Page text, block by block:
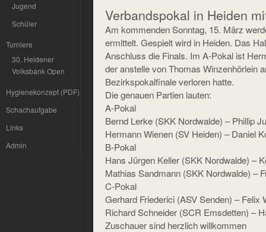
Jugend
Schüler
Turniere
30. Heidener
Volksbank Open
Hygienekonzept (PDF)
Schachaufgabe
Links
Admin
Verbandspokal in Heiden
Am kommenden Sonntag, 15. März
ermittelt. Gespielt wird in Heiden. Das
Anschluss die Finals. Im A-Pokal ist
der anstelle von Thomas Winzenhörlein
Bezirkspokalfinale verloren hatte.
Die genauen Partien lauten:
A-Pokal
Bernd Lerke (SKK Nordwalde) – Phillip
Hermann Wienen (SV Heiden) – Daniel
B-Pokal
Hans Jürgen Keller (SKK Nordwalde) –
Mathias Sandmann (SKK Nordwalde) –
C-Pokal
Gerhard Friederici (ASV Senden) – Felix
Richard Schneider (SCR Emsdetten) –
Zuschauer sind herzlich willkommen